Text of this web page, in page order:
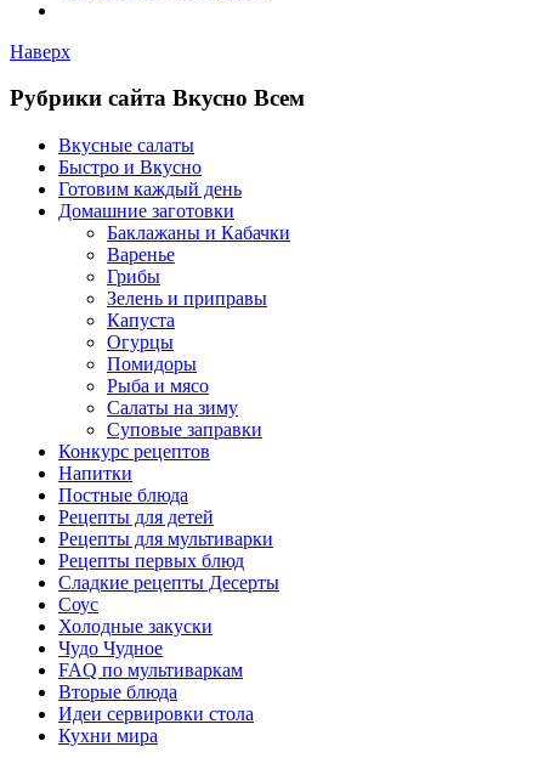
Наверх
Рубрики сайта Вкусно Всем
Вкусные салаты
Быстро и Вкусно
Готовим каждый день
Домашние заготовки
Баклажаны и Кабачки
Варенье
Грибы
Зелень и приправы
Капуста
Огурцы
Помидоры
Рыба и мясо
Салаты на зиму
Суповые заправки
Конкурс рецептов
Напитки
Постные блюда
Рецепты для детей
Рецепты для мультиварки
Рецепты первых блюд
Сладкие рецепты Десерты
Соус
Холодные закуски
Чудо Чудное
FAQ по мультиваркам
Вторые блюда
Идеи сервировки стола
Кухни мира